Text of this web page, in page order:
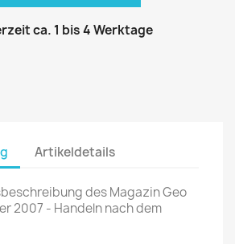
ca. 1 bis 4 Werktage
Artikeldetails
des Magazin Geo
2007 - Handeln nach dem